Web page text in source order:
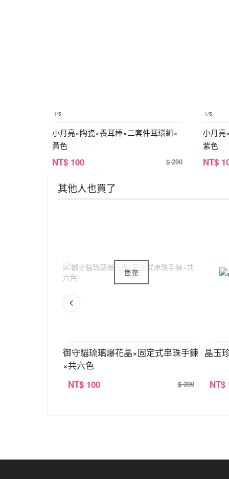
1/5
小月亮×陶瓷×養耳棒×二套件耳環組×
黃色
NT$ 100 $ 290
1/5
小月亮
紫色
NT$
其他人也買了
御守貓琉璃爆花晶×固定式串珠手鍊
×共六色
NT$ 100 $ 390
晶玉
NT$